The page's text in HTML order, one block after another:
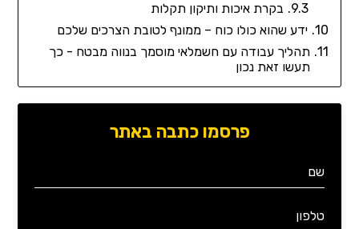
בקרת איכות ותיקון תקלות
ידע שהוא כולו כוח – ממונף לטובת הצרכים שלכם
תהליך עבודה עם חשמלאי מוסמך בנווה מבטח - כך
תעשו זאת נכון
פרסמו כתבה באתר